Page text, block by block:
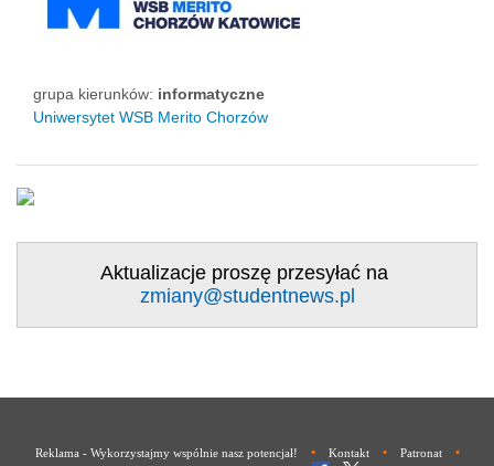
grupa kierunków: informatyczne
Uniwersytet WSB Merito Chorzów
Aktualizacje proszę przesyłać na
zmiany@studentnews.pl
Reklama - Wykorzystajmy wspólnie nasz potencjał! • Kontakt • Patronat •